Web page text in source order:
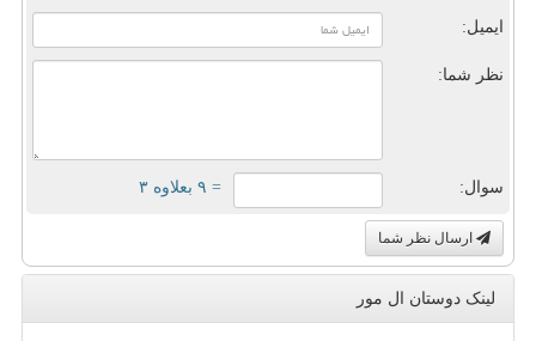
ایمیل:
نظر شما:
سوال: = ۹ بعلاوه ۳
ارسال نظر شما
لینک دوستان ال مور